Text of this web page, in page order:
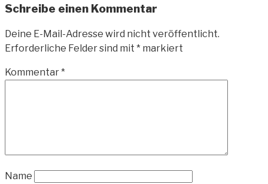
Schreibe einen Kommentar
Deine E-Mail-Adresse wird nicht veröffentlicht.
Erforderliche Felder sind mit * markiert
Kommentar*
Name